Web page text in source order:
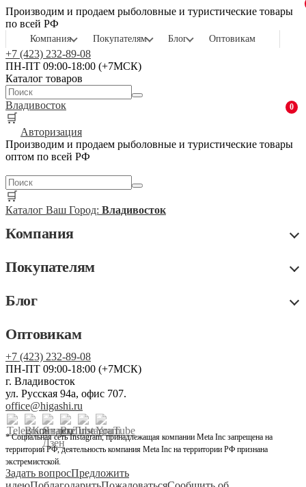
Производим и продаем рыболовные и туристические товары
по всей РФ
Компания Покупателям Блог Оптовикам
+7 (423) 232-89-08
ПН-ПТ 09:00-18:00 (+7МСК)
Каталог товаров
Владивосток
🛒
0
Авторизация
Производим и продаем рыболовные и туристические товары
оптом по всей РФ
🛒
Каталог Ваш Город: Владивосток
Компания
Покупателям
Блог
Оптовикам
+7 (423) 232-89-08
ПН-ПТ 09:00-18:00 (+7МСК)
г. Владивосток
ул. Русская 94а, офис 707.
office@higashi.ru
* Социальная сеть Instagram, принадлежащая компании Meta Inc запрещена на
территории РФ, деятельность компания Meta Inc на территории РФ признана
экстремистской.
Задать вопросПредложить